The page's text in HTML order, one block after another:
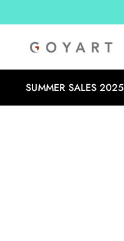
SUMMER SALES 2025